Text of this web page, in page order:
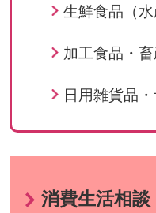
生鮮食品（水
加工食品・
日用雑貨品
消費生活相談